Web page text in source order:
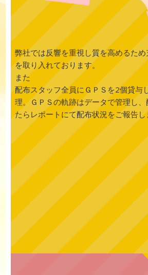
弊社では反響を重視し質を高めるた
を取り入れております。
また
配布スタッフ全員にＧＰＳを2個貸与
理。ＧＰＳの軌跡はデータで管理し
たらレポートにて配布状況をご報告